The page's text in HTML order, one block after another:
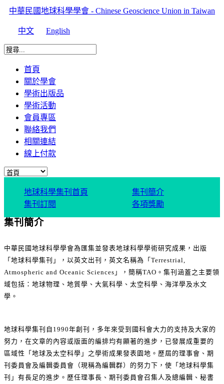
中華民國地球科學學會 - Chinese Geoscience Union in Taiwan
中文 English
首頁
關於學會
學術出版品
學術活動
會員專區
聯絡我們
相關連結
線上付款
地球科學集刊首頁
集刊簡介
集刊訂閱
各項獎勵
集刊簡介
中華民國地球科學學會為匯集並發表地球科學學術研究成果，出版
「地球科學集刊」，以英文出刊，英文名稱為「Terrestrial,
Atmospheric and Oceanic Sciences」，簡稱TAO。集刊涵蓋之主要領
域包括：地球物理、地質學、大氣科學、太空科學、海洋學及水文
學。
地球科學集刊自1990年創刊，多年來受到國科會大力的支持及大家的
努力，在文章的內容或版面的編排均有顯著的進步，已發展成重要的
區域性「地球及太空科學」之學術成果發表園地。歷屆的理事會、期
刊委員會及編輯委員會（現稱為編輯群）的努力下，使「地球科學集
刊」有長足的進步。歷任理事長、期刊委員會召集人及總編輯、秘書